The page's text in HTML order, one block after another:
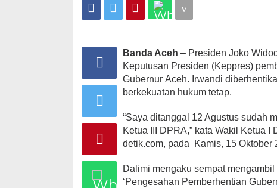
Banda Aceh – Presiden Joko
Keputusan Presiden (Keppres)
Gubernur Aceh. Irwandi
berkekuatan hukum tetap.
“Saya ditanggal 12 Agustus sudah
Ketua III DPRA,” kata Wakil Ketua
detik.com, pada Kamis, 15 Oktober
Dalimi mengaku sempat
‘Pengesahan Pemberhentian